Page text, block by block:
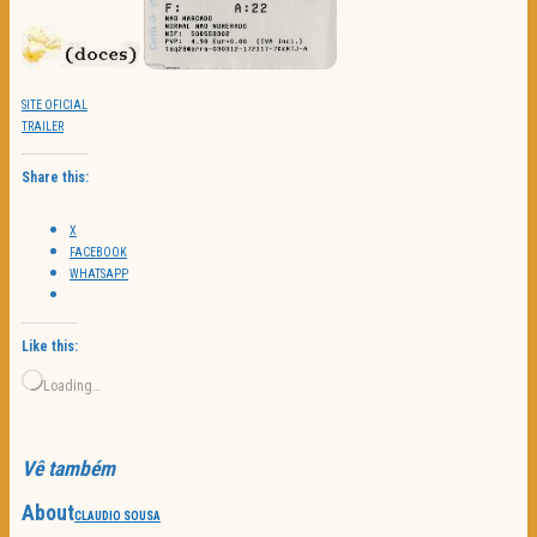
SITE OFICIAL
TRAILER
Share this:
X
FACEBOOK
WHATSAPP
Like this:
Loading…
Vê também
AboutCLAUDIO SOUSA